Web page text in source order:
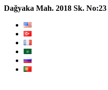
Dağyaka Mah. 2018 Sk.